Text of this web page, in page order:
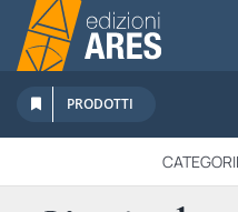
Salta
contenuto
Chi Siamo
Sostienici
Abbonamenti
PRODOTTI